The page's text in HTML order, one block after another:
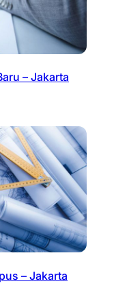
– Jakarta
– Jakarta